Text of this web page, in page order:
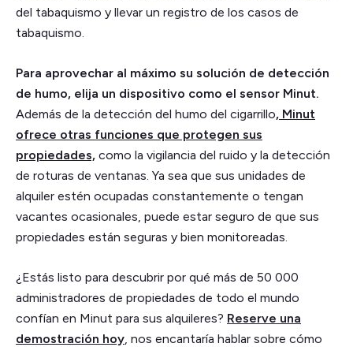
del tabaquismo y llevar un registro de los casos de
tabaquismo.
Para aprovechar al máximo su solución de detección
de humo, elija un dispositivo como el sensor Minut.
Además de la detección del humo del cigarrillo, Minut
ofrece otras funciones que protegen sus
propiedades, como la vigilancia del ruido y la detección
de roturas de ventanas. Ya sea que sus unidades de
alquiler estén ocupadas constantemente o tengan
vacantes ocasionales, puede estar seguro de que sus
propiedades están seguras y bien monitoreadas.
¿Estás listo para descubrir por qué más de 50 000
administradores de propiedades de todo el mundo
confían en Minut para sus alquileres? Reserve una
demostración hoy, nos encantaría hablar sobre cómo